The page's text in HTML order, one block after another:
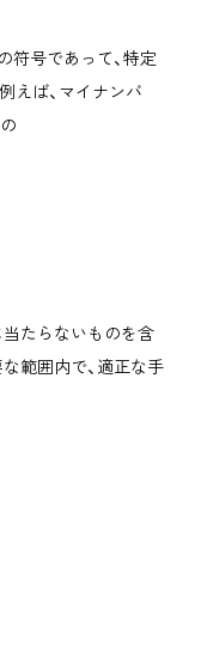
符号であって、特定
えば、マイナンバ
当たらないものを含
範囲内で、適正な手